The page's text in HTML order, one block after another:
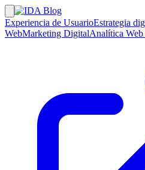
Experiencia de UsuarioEstrategia
WebMarketing DigitalAnalítica Web